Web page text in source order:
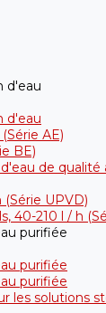
d'eau
d'eau
АE)
BE)
de qualité
(Série UPVD)
40-210 l / h
purifiée
purifiée
purifiée
les solutions